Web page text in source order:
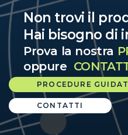
Non trovi il
Hai bisogno di
Prova la nostra
oppure
PROCEDURE
CONTATTI